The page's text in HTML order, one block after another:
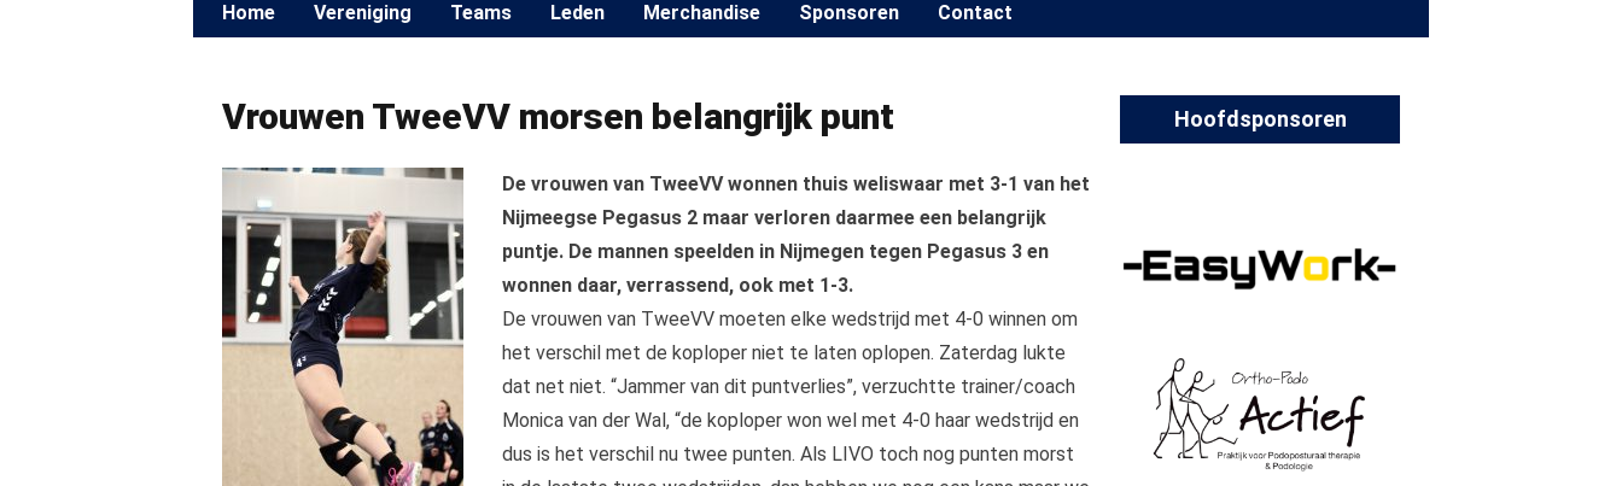
Home Vereniging Teams Leden Merchandise Sponsoren Contact
Vrouwen TweeVV morsen belangrijk punt
De vrouwen van TweeVV wonnen thuis weliswaar met 3-1 van het
Nijmeegse Pegasus 2 maar verloren daarmee een belangrijk
puntje. De mannen speelden in Nijmegen tegen Pegasus 3 en
wonnen daar, verrassend, ook met 1-3.
De vrouwen van TweeVV moeten elke wedstrijd met 4-0 winnen om
het verschil met de koploper niet te laten oplopen. Zaterdag lukte
dat net niet. “Jammer van dit puntverlies”, verzuchtte trainer/coach
Monica van der Wal, “de koploper won wel met 4-0 haar wedstrijd en
dus is het verschil nu twee punten. Als LIVO toch nog punten morst
Hoofdsponsoren